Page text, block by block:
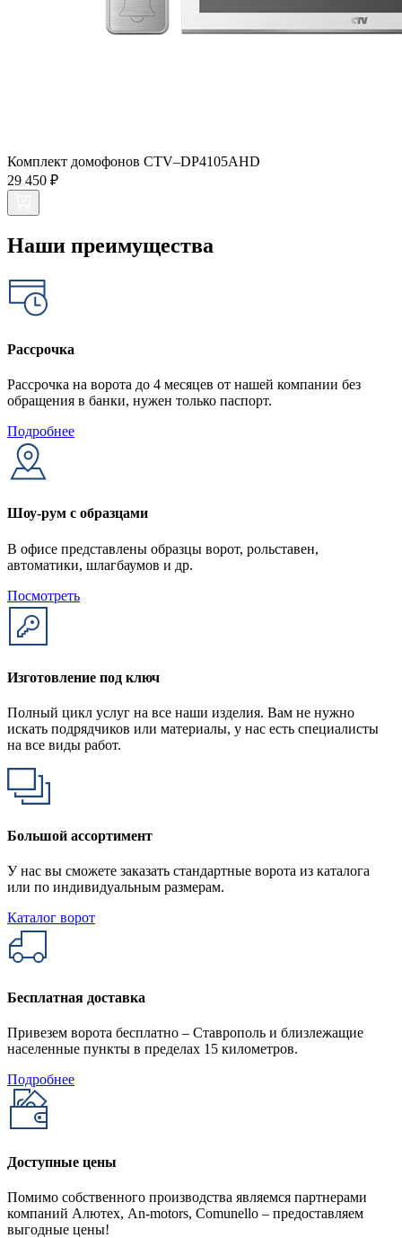
Комплект домофонов CTV–DP4105AHD
29 450 ₽
Наши преимущества
Рассрочка
Рассрочка на ворота до 4 месяцев от нашей компании без
обращения в банки, нужен только паспорт.
Подробнее
Шоу-рум с образцами
В офисе представлены образцы ворот, рольставен,
автоматики, шлагбаумов и др.
Посмотреть
Изготовление под ключ
Полный цикл услуг на все наши изделия. Вам не нужно
искать подрядчиков или материалы, у нас есть специалисты
на все виды работ.
Большой ассортимент
У нас вы сможете заказать стандартные ворота из каталога
или по индивидуальным размерам.
Каталог ворот
Бесплатная доставка
Привезем ворота бесплатно – Ставрополь и близлежащие
населенные пункты в пределах 15 километров.
Подробнее
Доступные цены
Помимо собственного производства являемся партнерами
компаний Алютех, An-motors, Comunello – предоставляем
выгодные цены!